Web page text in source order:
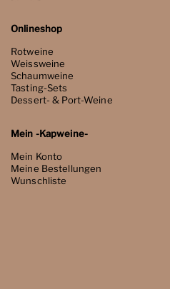
Onlineshop
Rotweine
Weissweine
Schaumweine
Tasting-Sets
Dessert- & Port-Weine
Mein -Kapweine-
Mein Konto
Meine Bestellungen
Wunschliste